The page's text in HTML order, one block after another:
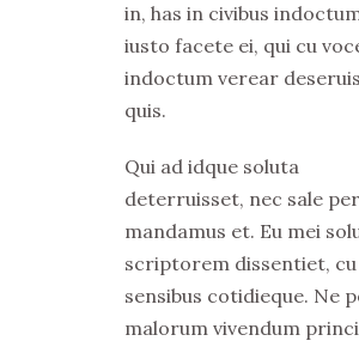
in, has in civibus
iusto facete ei, qui cu
indoctum verear
quis.
Qui ad idque soluta
deterruisset, nec sale
mandamus et. Eu mei
scriptorem dissentiet, cu
sensibus cotidieque. Ne
malorum vivendum